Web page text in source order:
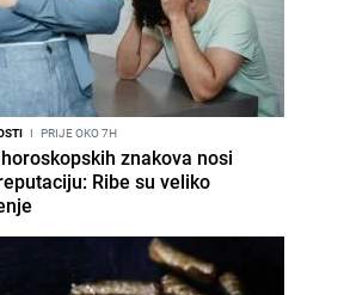
I PRIJE OKO 7H
znakova nosi
Ribe su veliko